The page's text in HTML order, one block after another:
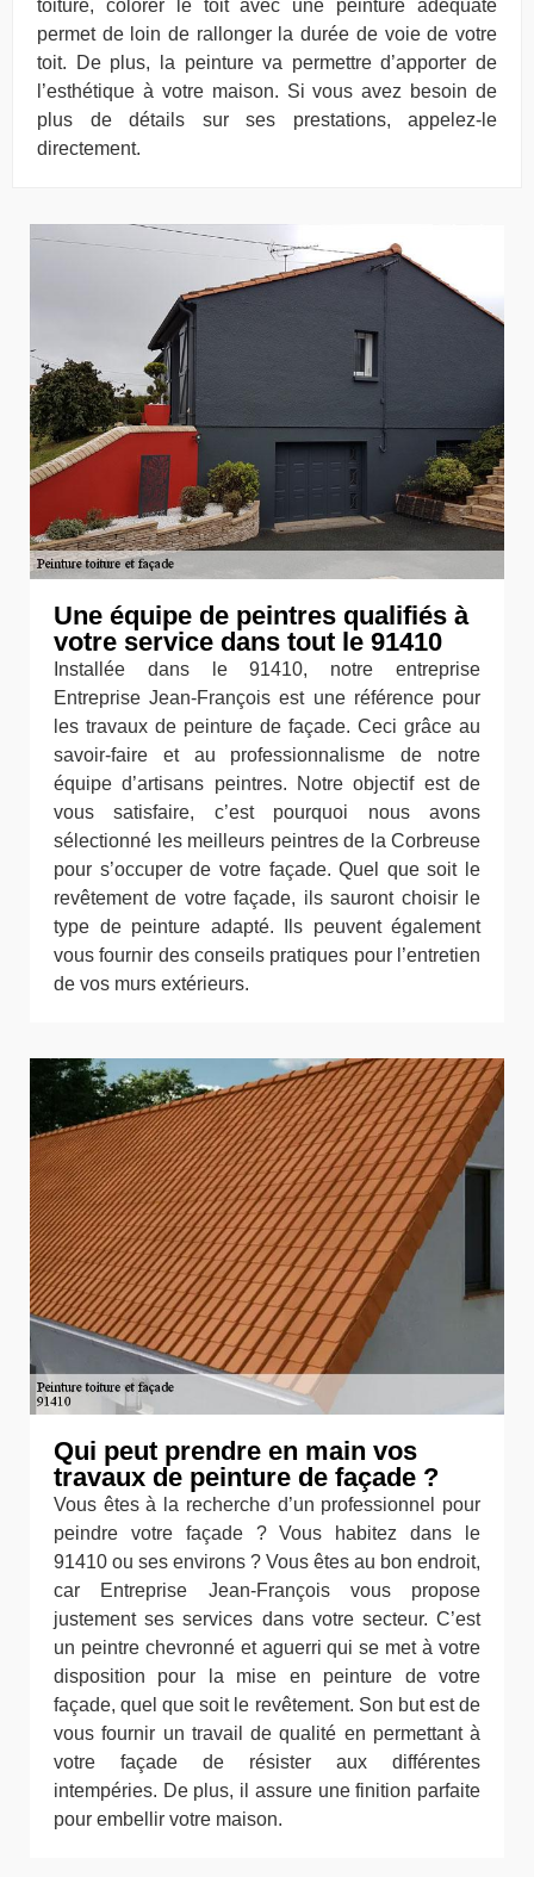
toiture, colorer le toit avec une peinture adéquate
permet de loin de rallonger la durée de voie de votre
toit. De plus, la peinture va permettre d’apporter de
l’esthétique à votre maison. Si vous avez besoin de
plus de détails sur ses prestations, appelez-le
directement.
Une équipe de peintres qualifiés à
votre service dans tout le 91410
Installée dans le 91410, notre entreprise
Entreprise Jean-François est une référence pour
les travaux de peinture de façade. Ceci grâce au
savoir-faire et au professionnalisme de notre
équipe d’artisans peintres. Notre objectif est de
vous satisfaire, c’est pourquoi nous avons
sélectionné les meilleurs peintres de la Corbreuse
pour s’occuper de votre façade. Quel que soit le
revêtement de votre façade, ils sauront choisir le
type de peinture adapté. Ils peuvent également
vous fournir des conseils pratiques pour l’entretien
de vos murs extérieurs.
Qui peut prendre en main vos
travaux de peinture de façade ?
Vous êtes à la recherche d’un professionnel pour
peindre votre façade ? Vous habitez dans le
91410 ou ses environs ? Vous êtes au bon endroit,
car Entreprise Jean-François vous propose
justement ses services dans votre secteur. C’est
un peintre chevronné et aguerri qui se met à votre
disposition pour la mise en peinture de votre
façade, quel que soit le revêtement. Son but est de
vous fournir un travail de qualité en permettant à
votre façade de résister aux différentes
intempéries. De plus, il assure une finition parfaite
pour embellir votre maison.